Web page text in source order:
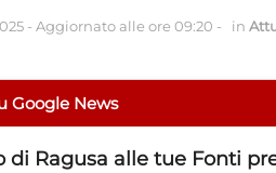
- Aggiornato alle ore 09:20 - in
Google News
di Ragusa alle tue Fonti